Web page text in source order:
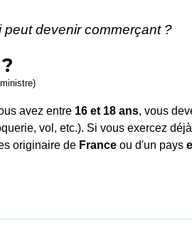
peut devenir commerçant ?
avez entre 16 et 18 ans, vous
vol, etc.). Si vous exercez
originaire de France ou d'un pays